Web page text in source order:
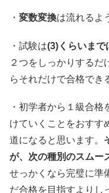
・ 変数変換は流れるよ
・試験は(3)くらいまで
２つをしっかりするだ
らそれだけで合格でき
・初学者から１級合
けていくことをおすす
道になると思います。
が、次の種別のスムー
せっかくなら完璧に準
だ合格を目指すよりし